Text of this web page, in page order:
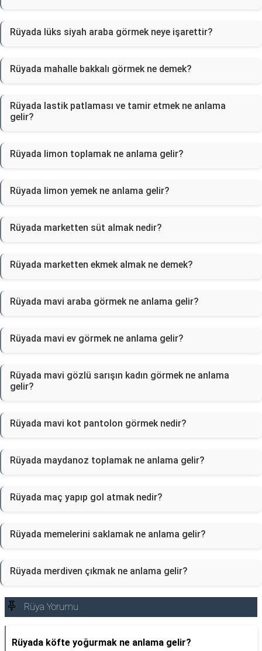
Rüyada lüks siyah araba görmek neye işarettir?
Rüyada mahalle bakkalı görmek ne demek?
Rüyada lastik patlaması ve tamir etmek ne anlama
gelir?
Rüyada limon toplamak ne anlama gelir?
Rüyada limon yemek ne anlama gelir?
Rüyada marketten süt almak nedir?
Rüyada marketten ekmek almak ne demek?
Rüyada mavi araba görmek ne anlama gelir?
Rüyada mavi ev görmek ne anlama gelir?
Rüyada mavi gözlü sarışın kadın görmek ne anlama
gelir?
Rüyada mavi kot pantolon görmek nedir?
Rüyada maydanoz toplamak ne anlama gelir?
Rüyada maç yapıp gol atmak nedir?
Rüyada memelerini saklamak ne anlama gelir?
Rüyada merdiven çıkmak ne anlama gelir?
Rüya Yorumu
Rüyada köfte yoğurmak ne anlama gelir?